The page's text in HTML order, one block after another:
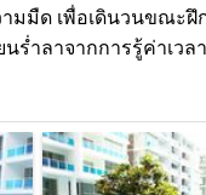
มมืด เพื่อเดินวนขณะฝึ
ร่ำลาจากการรู้ค่าเวล